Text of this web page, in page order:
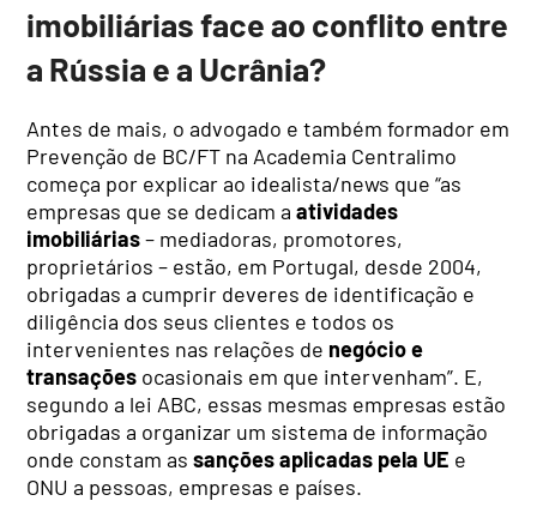
imobiliárias face ao conflito entre
a Rússia e a Ucrânia?
Antes de mais, o advogado e também formador em
Prevenção de BC/FT na Academia Centralimo
começa por explicar ao idealista/news que “as
empresas que se dedicam aatividades
imobiliárias– mediadoras, promotores,
proprietários – estão, em Portugal, desde 2004,
obrigadas a cumprir deveres de identificação e
diligência dos seus clientes e todos os
intervenientes nas relações de negócio e
transações ocasionais em que intervenham”. E,
segundo a lei ABC, essas mesmas empresas estão
obrigadas a organizar um sistema de informação
onde constam assanções aplicadas pela UE e
ONU a pessoas, empresas e países.